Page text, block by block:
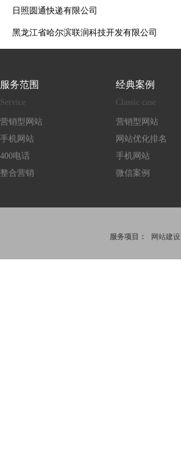
日照圆通快递有限公司
黑龙江省哈尔滨联润科技开发有限公司
服务范围
Service
营销型网站
手机网站
400电话
整合营销
经典案例
Classic case
营销型网站
网站优化排名
手机网站
微信案例
服务项目：
网站建设